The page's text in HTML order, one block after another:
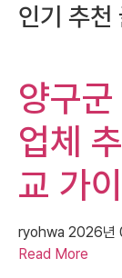
인기 추천
양구
업체
교 가
ryohwa 2026년
Read More